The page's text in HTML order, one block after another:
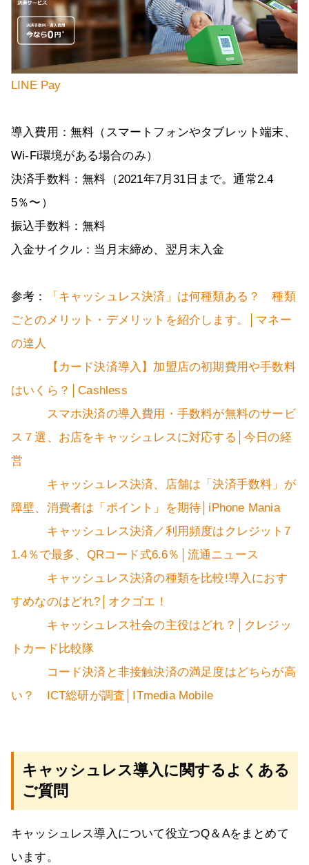
LINE Pay
導入費用：無料（スマートフォンやタブレット端末、
Wi-Fi環境がある場合のみ）
決済手数料：無料（2021年7月31日まで。通常2.4
5％〜）
振込手数料：無料
入金サイクル：当月末締め、翌月末入金
参考：
「キャッシュレス決済」は何種類ある？ 種類
ごとのメリット・デメリットを紹介します。│マネー
の達人
【カード決済導入】加盟店の初期費用や手数料
はいくら？│Cashless
スマホ決済の導入費用・手数料が無料のサービ
ス７選、お店をキャッシュレスに対応する│今日の経
営
キャッシュレス決済、店舗は「決済手数料」が
障壁、消費者は「ポイント」を期待│iPhone Mania
キャッシュレス決済／利用頻度はクレジット7
1.4％で最多、QRコード式6.6％│流通ニュース
キャッシュレス決済の種類を比較!導入におす
すめなのはどれ?│オクゴエ！
キャッシュレス社会の主役はどれ？│クレジッ
トカード比較隊
コード決済と非接触決済の満足度はどちらが高
い？ ICT総研が調査│ITmedia Mobile
キャッシュレス導入に関するよくある
ご質問
キャッシュレス導入について役立つQ＆Aをまとめて
います。